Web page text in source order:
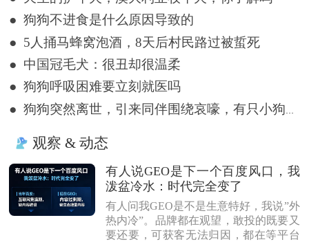
● 狗狗不进食是什么原因导致的
● 5人捅马蜂窝泡酒，8天后村民路过被蜇死
● 中国冠毛犬：很丑却很温柔
● 狗狗呼吸困难要立刻就医吗
● 狗狗突然离世，引来同伴围绕哀嚎，有只小狗尿都没撒完就来了
观察 & 动态
有人说GEO是下一个百度风口，我
泼盆冷水：时代完全变了
有人问我GEO是不是生意特好，我说”外
热内冷”。品牌都在观望，敢投的既要又
要还要，可获客无法归因，都在等平台